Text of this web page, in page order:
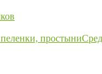
простыни